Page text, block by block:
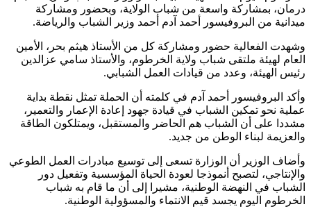
درمان، بمشاركة واسعة من شباب الولاية، وبحضور ومشاركة
ميدانية من البروفيسور أحمد آدم أحمد وزير الشباب والرياضة.
وشهدت الفعالية حضور ومشاركة كل من الأستاذ هيثم بحر، الأمين
العام لهيئة ملتقى شباب ولاية الخرطوم، والأستاذ سامي عزالدين
رئيس الهيئة، وعدد من قيادات العمل الشبابي.
وأكد البروفيسور أحمد آدم في كلمته أن الحملة تمثل نقطة بداية
عملية نحو تمكين الشباب في قيادة جهود إعادة الإعمار والتعمير،
مشددا على أن الشباب هم الحاضر والمستقبل، ويمتلكون الطاقة
والعزيمة لبناء الوطن من جديد.
وأضاف الوزير أن الوزارة تسعى إلى توسيع مبادرات العمل الطوعي
والإنتاجي، لتصبح أنموذجا لعودة الحياة المؤسسية وتفعيل دور
الشباب في النهضة الوطنية، مشيرا إلى أن ما قام به شباب
الخرطوم اليوم يجسد قيم الانتماء والمسؤولية الوطنية.